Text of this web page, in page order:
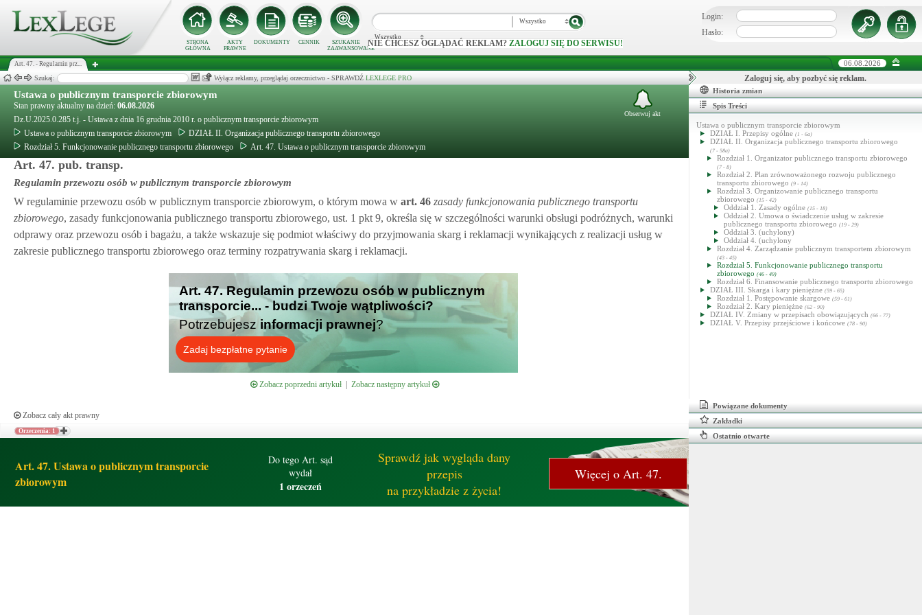
STRONA
GŁÓWNA
AKTY
PRAWNE
DOKUMENTY CENNIK
SZUKANIE
ZAAWANSOWANE
Wszystko
Wszystko
NIE CHCESZ OGLĄDAĆ REKLAM? ZALOGUJ SIĘ DO SERWISU!
Login:
Hasło:
Art. 47. - Regulamin prz... 06.08.2026
Szukaj: Wyłącz reklamy, przeglądaj orzecznictwo - SPRAWDŹ LEXLEGE PRO
Ustawa o publicznym transporcie zbiorowym
Stan prawny aktualny na dzień: 06.08.2026
Dz.U.2025.0.285 t.j. - Ustawa z dnia 16 grudnia 2010 r. o publicznym transporcie zbiorowym
Ustawa o publicznym transporcie zbiorowym
DZIAŁ II. Organizacja publicznego transportu zbiorowego
Rozdział 5. Funkcjonowanie publicznego transportu zbiorowego
Art. 47. Ustawa o publicznym transporcie zbiorowym
Obserwuj akt
Art. 47. pub. transp.
Regulamin przewozu osób w publicznym transporcie zbiorowym
W regulaminie przewozu osób w publicznym transporcie zbiorowym, o którym mowa w art. 46 zasady funkcjonowania publicznego transportu
zbiorowego, zasady funkcjonowania publicznego transportu zbiorowego, ust. 1 pkt 9, określa się w szczególności warunki obsługi podróżnych, warunki
odprawy oraz przewozu osób i bagażu, a także wskazuje się podmiot właściwy do przyjmowania skarg i reklamacji wynikających z realizacji usług w
zakresie publicznego transportu zbiorowego oraz terminy rozpatrywania skarg i reklamacji.
Art. 47. Regulamin przewozu osób w publicznym
transporcie... - budzi Twoje wątpliwości?
Potrzebujesz informacji prawnej?
Zadaj bezpłatne pytanie
Zobacz poprzedni artykuł| Zobacz następny artykuł
Zobacz cały akt prawny
Orzeczenia: 1
Art. 47. Ustawa o publicznym transporcie
zbiorowym
Do tego Art. sąd
wydał
1 orzeczeń
Sprawdź jak wygląda dany
przepis
na przykładzie z życia!
Więcej o Art. 47.
Zaloguj się, aby pozbyć się reklam.
Historia zmian
Spis Treści
Ustawa o publicznym transporcie zbiorowym
DZIAŁ I. Przepisy ogólne (1 - 6a)
DZIAŁ II. Organizacja publicznego transportu zbiorowego
(7 - 58a)
Rozdział 1. Organizator publicznego transportu zbiorowego
(7 - 8)
Rozdział 2. Plan zrównoważonego rozwoju publicznego
transportu zbiorowego (9 - 14)
Rozdział 3. Organizowanie publicznego transportu
zbiorowego (15 - 42)
Oddział 1. Zasady ogólne (15 - 18)
Oddział 2. Umowa o świadczenie usług w zakresie
publicznego transportu zbiorowego (19 - 29)
Oddział 3. (uchylony)
Oddział 4. (uchylony
Rozdział 4. Zarządzanie publicznym transportem zbiorowym
(43 - 45)
Rozdział 5. Funkcjonowanie publicznego transportu
zbiorowego (46 - 49)
Rozdział 6. Finansowanie publicznego transportu zbiorowego
DZIAŁ III. Skarga i kary pieniężne (59 - 65)
Rozdział 1. Postępowanie skargowe (59 - 61)
Rozdział 2. Kary pieniężne (62 - 90)
DZIAŁ IV. Zmiany w przepisach obowiązujących (66 - 77)
DZIAŁ V. Przepisy przejściowe i końcowe (78 - 90)
Powiązane dokumenty
Zakładki
Ostatnio otwarte